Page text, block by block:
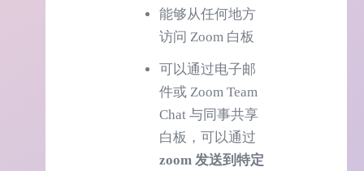
能够从任何地方
访问 Zoom 白板
可以通过电子邮
件或 Zoom Team
Chat 与同事共享
白板，可以通过
zoom 发送到特定